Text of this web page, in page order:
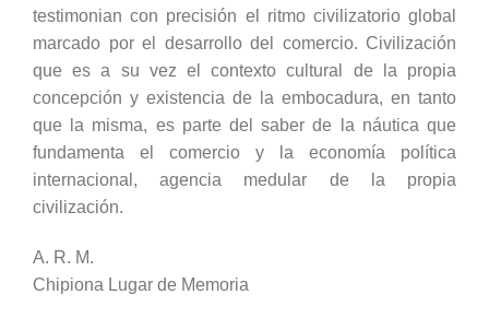
testimonian con precisión el ritmo civilizatorio global
marcado por el desarrollo del comercio. Civilización
que es a su vez el contexto cultural de la propia
concepción y existencia de la embocadura, en tanto
que la misma, es parte del saber de la náutica que
fundamenta el comercio y la economía política
internacional, agencia medular de la propia
civilización.
A. R. M.
Chipiona Lugar de Memoria